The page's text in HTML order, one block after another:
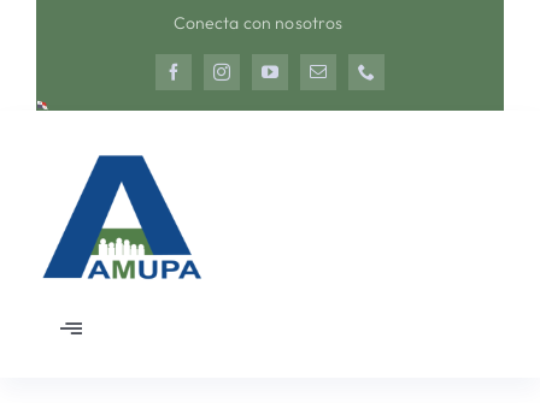
Conecta con nosotros
Toggle